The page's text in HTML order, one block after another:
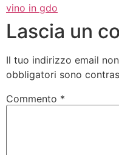
vino in gdo
Lascia un
Il tuo indirizzo email
obbligatori sono
Commento *